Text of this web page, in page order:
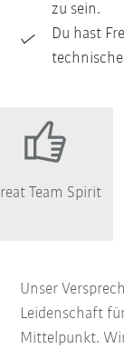
zu sein.
Du hast
Team Spirit
Unser
Leidenschaft
Mittelpunkt.